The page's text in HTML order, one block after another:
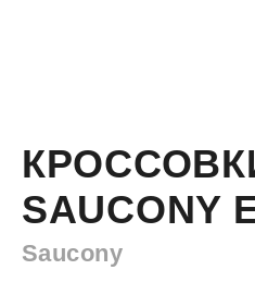
SAUCONY
Saucony